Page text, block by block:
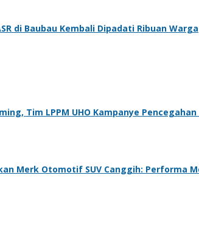
di Baubau Kembali Dipadati Ribuan Warga
Tim LPPM UHO Kampanye
Merk Otomotif SUV Canggih: Performa